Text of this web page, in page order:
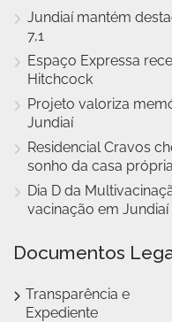
Jundiaí mantém
7,1
Espaço Expressa
Hitchcock
Projeto valoriza
Jundiaí
Residencial Cravos
sonho da casa
Dia D da
vacinação em Jundiaí
Documentos
Transparência e
Expediente